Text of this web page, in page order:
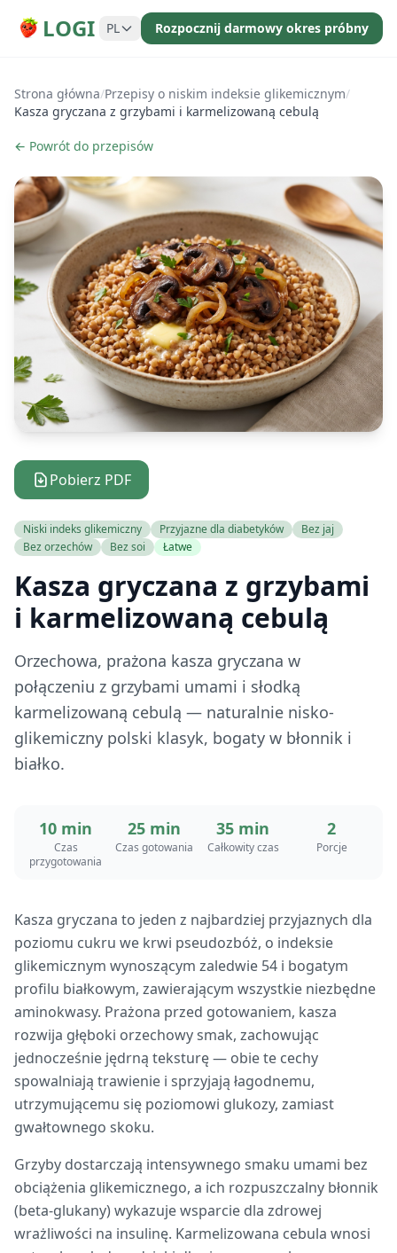
LOGI PL Rozpocznij darmowy okres próbny
Strona główna/Przepisy o niskim indeksie glikemicznym/
Kasza gryczana z grzybami i karmelizowaną cebulą
← Powrót do przepisów
Pobierz PDF
Niski indeks glikemiczny Przyjazne dla diabetyków
Bez jaj
Bez orzechów
Bez soi Łatwe
Kasza gryczana z grzybami
i karmelizowaną cebulą
Orzechowa, prażona kasza gryczana w
połączeniu z grzybami umami i słodką
karmelizowaną cebulą — naturalnie nisko-
glikemiczny polski klasyk, bogaty w błonnik i
białko.
10 min
Czas
przygotowania
25 min
Czas gotowania
35 min
Całkowity czas
2
Porcje
Kasza gryczana to jeden z najbardziej przyjaznych dla
poziomu cukru we krwi pseudozbóż, o indeksie
glikemicznym wynoszącym zaledwie 54 i bogatym
profilu białkowym, zawierającym wszystkie niezbędne
aminokwasy. Prażona przed gotowaniem, kasza
rozwija głęboki orzechowy smak, zachowując
jednocześnie jędrną teksturę — obie te cechy
spowalniają trawienie i sprzyjają łagodnemu,
utrzymującemu się poziomowi glukozy, zamiast
gwałtownego skoku.
Grzyby dostarczają intensywnego smaku umami bez
obciążenia glikemicznego, a ich rozpuszczalny błonnik
(beta-glukany) wykazuje wsparcie dla zdrowej
wrażliwości na insulinę. Karmelizowana cebula wnosi